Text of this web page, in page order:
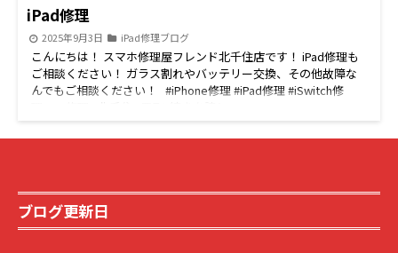
iPad修理
2025年9月3日 iPad修理ブログ
こんにちは！ スマホ修理屋フレンド北千住店です！ iPad修理も
ご相談ください！ ガラス割れやバッテリー交換、その他故障な
んでもご相談ください！ #iPhone修理 #iPad修理 #iSwitch修
ブログ更新日